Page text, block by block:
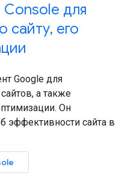
Console для
сайту, его
Google для
а также
Он
эффективности сайта в